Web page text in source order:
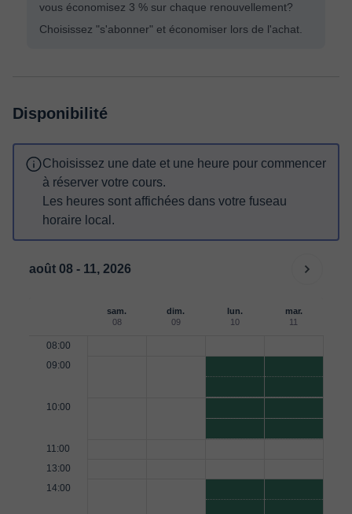
vous économisez 3 % sur chaque renouvellement?
Choisissez "s'abonner" et économiser lors de l'achat.
Disponibilité
Choisissez une date et une heure pour commencer
à réserver votre cours.
Les heures sont affichées dans votre fuseau
horaire local.
août 08 - 11, 2026
sam.
08
dim.
09
lun.
10
mar.
11
08:00
09:00
10:00
11:00
13:00
14:00